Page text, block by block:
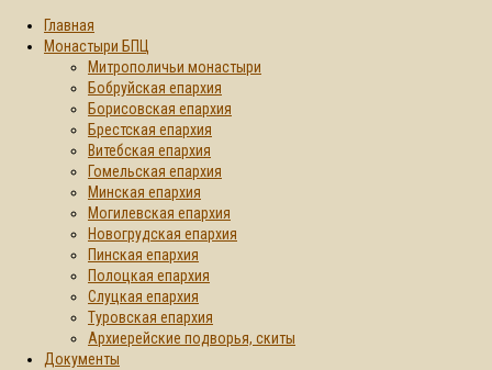
Главная
Монастыри БПЦ
Митрополичьи монастыри
Бобруйская епархия
Борисовская епархия
Брестская епархия
Витебская епархия
Гомельская епархия
Минская епархия
Могилевская епархия
Новогрудская епархия
Пинская епархия
Полоцкая епархия
Слуцкая епархия
Туровская епархия
Архиерейские подворья, скиты
Документы